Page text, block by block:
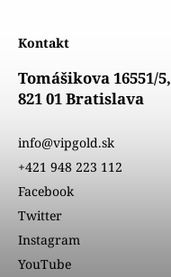
Kontakt
Tomášikova 16551/5,
821 01 Bratislava
info@vipgold.sk
+421 948 223 112
Facebook
Twitter
Instagram
YouTube